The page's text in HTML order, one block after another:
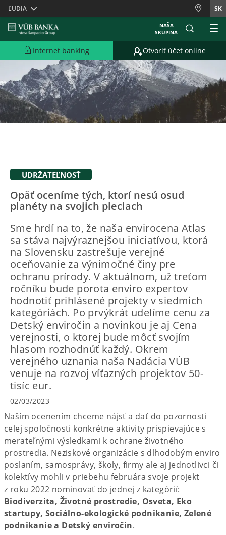
Skiplinks
ĽUDIA SK
NAŠA
SKUPINA
Internet banking Otvoriť účet online
UDRŽATEĽNOSŤ
Opäť oceníme tých, ktorí nesú osud
planéty na svojich pleciach
Sme hrdí na to, že naša envirocena Atlas
sa stáva najvýraznejšou iniciatívou, ktorá
na Slovensku zastrešuje verejné
oceňovanie za výnimočné činy pre
ochranu prírody. V aktuálnom, už treťom
ročníku bude porota enviro expertov
hodnotiť prihlásené projekty v siedmich
kategóriách. Po prvýkrát udelíme cenu za
Detský enviročin a novinkou je aj Cena
verejnosti, o ktorej bude môcť svojím
hlasom rozhodnúť každý. Okrem
verejného uznania naša Nadácia VÚB
venuje na rozvoj víťazných projektov 50-
tisíc eur.
02/03/2023
Naším ocenením chceme nájsť a dať do pozornosti
celej spoločnosti konkrétne aktivity prispievajúce s
merateľnými výsledkami k ochrane životného
prostredia. Neziskové organizácie s dlhodobým enviro
poslaním, samosprávy, školy, firmy ale aj jednotlivci či
kolektívy mohli v priebehu februára svoje projekt
z roku 2022 nominovať do jednej z kategórií:
Biodiverzita, Životné prostredie, Osveta, Eko
startupy, Sociálno-ekologické podnikanie, Zelené
podnikanie a Detský enviročin.